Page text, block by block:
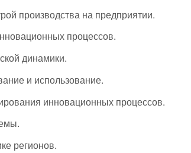
производства на предприятии.
процессов.
динамики.
и использование.
инновационных процессов.
регионов.